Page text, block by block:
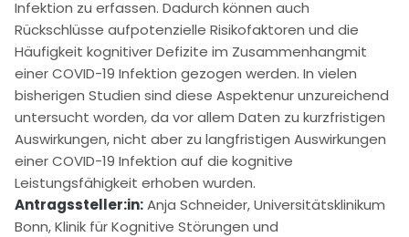
Infektion zu erfassen. Dadurch können auch
Rückschlüsse aufpotenzielle Risikofaktoren und die
Häufigkeit kognitiver Defizite im Zusammenhangmit
einer COVID-19 Infektion gezogen werden. In vielen
bisherigen Studien sind diese Aspektenur unzureichend
untersucht worden, da vor allem Daten zu kurzfristigen
Auswirkungen, nicht aber zu langfristigen Auswirkungen
einer COVID-19 Infektion auf die kognitive
Leistungsfähigkeit erhoben wurden.
Antragssteller:in:Anja Schneider, Universitätsklinikum
Bonn, Klinik für Kognitive Störungen und